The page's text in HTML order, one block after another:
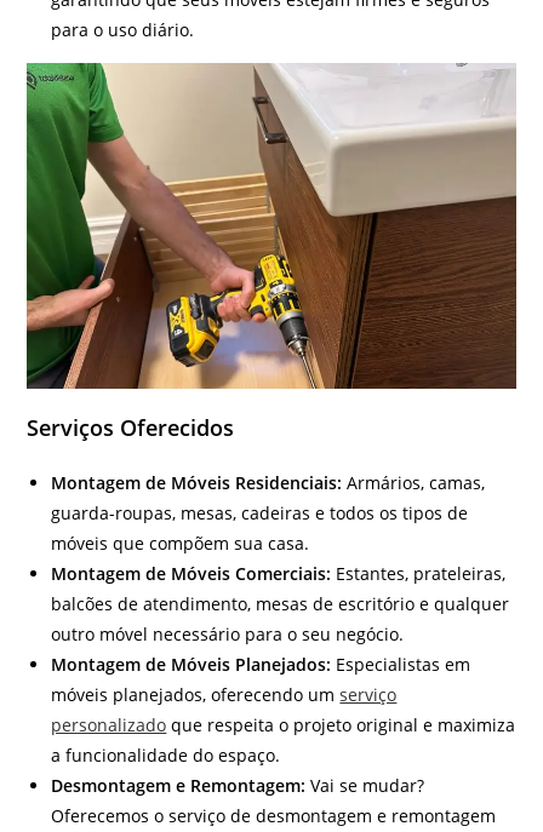
para o uso diário.
Serviços Oferecidos
Montagem de Móveis Residenciais: Armários, camas,
guarda-roupas, mesas, cadeiras e todos os tipos de
móveis que compõem sua casa.
Montagem de Móveis Comerciais: Estantes, prateleiras,
balcões de atendimento, mesas de escritório e qualquer
outro móvel necessário para o seu negócio.
Montagem de Móveis Planejados: Especialistas em
móveis planejados, oferecendo umserviço
personalizado que respeita o projeto original e maximiza
a funcionalidade do espaço.
Desmontagem e Remontagem: Vai se mudar?
Oferecemos o serviço de desmontagem e remontagem